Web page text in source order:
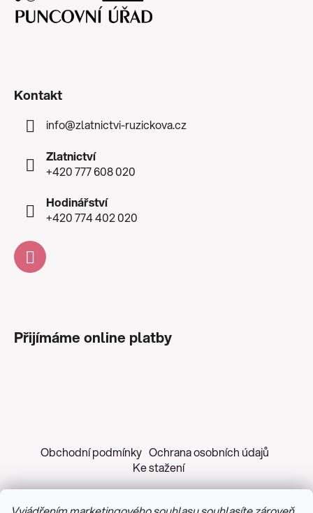
Kontakt
info@zlatnictvi-ruzickova.cz
Zlatnictví
+420 777 608 020
Hodinářství
+420 774 402 020
Přijímáme online platby
Obchodní podmínky Ochrana osobních údajů
Ke stažení